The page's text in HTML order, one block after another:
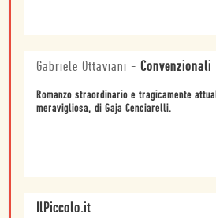
Gabriele Ottaviani - Convenzionali
Romanzo straordinario e tragicamente
meravigliosa, di Gaja Cenciarelli.
IlPiccolo.it